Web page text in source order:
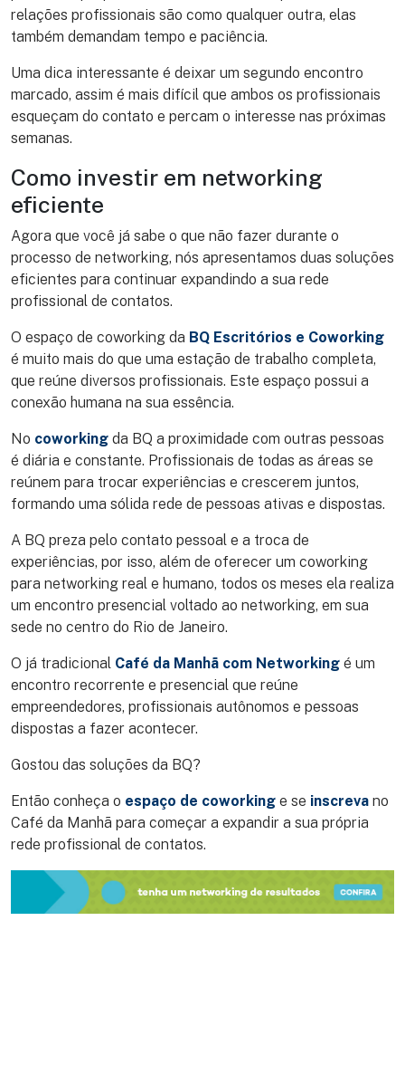
relações profissionais são como qualquer outra, elas
também demandam tempo e paciência.
Uma dica interessante é deixar um segundo encontro
marcado, assim é mais difícil que ambos os profissionais
esqueçam do contato e percam o interesse nas próximas
semanas.
Como investir em networking
eficiente
Agora que você já sabe o que não fazer durante o
processo de networking, nós apresentamos duas soluções
eficientes para continuar expandindo a sua rede
profissional de contatos.
O espaço de coworking da BQ Escritórios e Coworking
é muito mais do que uma estação de trabalho completa,
que reúne diversos profissionais. Este espaço possui a
conexão humana na sua essência.
No coworking da BQ a proximidade com outras pessoas
é diária e constante. Profissionais de todas as áreas se
reúnem para trocar experiências e crescerem juntos,
formando uma sólida rede de pessoas ativas e dispostas.
A BQ preza pelo contato pessoal e a troca de
experiências, por isso, além de oferecer um coworking
para networking real e humano, todos os meses ela realiza
um encontro presencial voltado ao networking, em sua
sede no centro do Rio de Janeiro.
O já tradicional Café da Manhã com Networking é um
encontro recorrente e presencial que reúne
empreendedores, profissionais autônomos e pessoas
dispostas a fazer acontecer.
Gostou das soluções da BQ?
Então conheça o espaço de coworking e se inscreva no
Café da Manhã para começar a expandir a sua própria
rede profissional de contatos.